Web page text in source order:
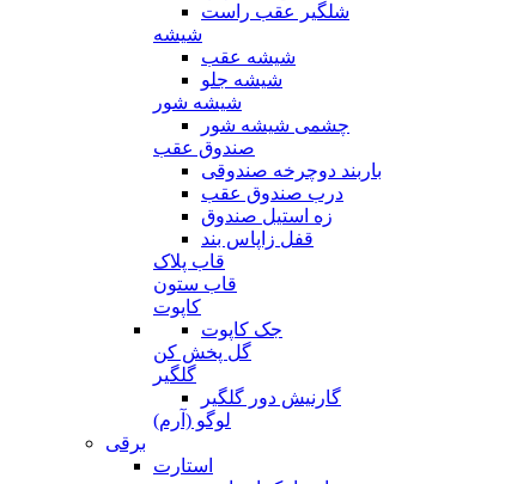
شلگیر عقب راست
شیشه
شیشه عقب
شیشه جلو
شیشه شور
چشمی شیشه شور
صندوق عقب
باربند دوچرخه صندوقی
درب صندوق عقب
زه استیل صندوق
قفل زاپاس بند
قاب پلاک
قاب ستون
کاپوت
جک کاپوت
گل پخش کن
گلگیر
گارنیش دور گلگیر
لوگو (آرم)
برقی
استارت